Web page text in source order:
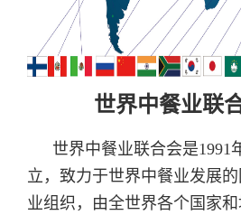
世界中餐业联
世界中餐业联合会是1991
立，致力于世界中餐业发展
业组织，由全世界各个国家